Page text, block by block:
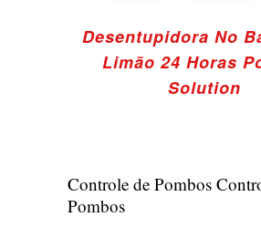
Desentupidora No
Limão 24 Horas
Solution
Controle de Pombos
Pombos